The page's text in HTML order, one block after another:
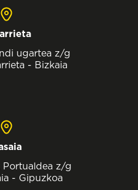
ugartea z/g
- Bizkaia
Portualdea z/g
- Gipuzkoa